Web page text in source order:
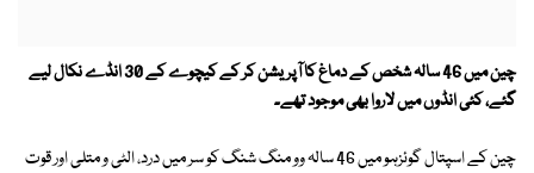
چین میں 46 سالہ شخص کے دماغ کا آپریشن کر کے کیچوے کے 30 انڈے نکال لیے
گئے، کئی انڈوں میں لاروا بھی موجود تھے۔
چین کے اسپتال گوئزہو میں 46 سالہ وو منگ شنگ کو سر میں درد، الٹی و متلی اور قوت